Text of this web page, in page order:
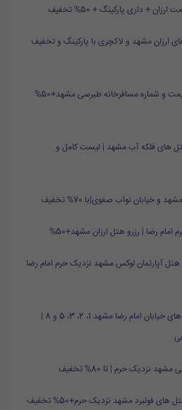
+ داری پارکینگ + 50% تخفیف
ارزان مشهد و لاکچری با پارکینگ و تخفیف
مسافرخانه ارزان مشهد طبرسی | قیمت و شماره مسافرخانه طبرسی مشهد+50%
های فلکه آب مشهد | لیست کامل و
نواب صفوی|با 70% تخفیف
آپارتمان لوکس مشهد نزدیک حرم امام رضا
قیمت و شماره تلفن و لیست هتل های خیابان امام رضا مشهد 1، 2، 3، 5 و 8 |
نزدیک حرم | تا 80% تخفیف
فولبرد مشهد نزدیک حرم+50% تخفیف